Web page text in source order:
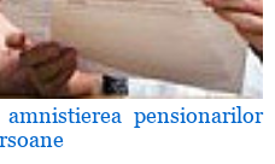
pensionarilor